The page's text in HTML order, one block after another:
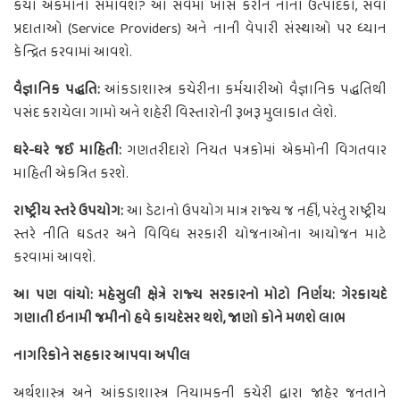
કયા એકમોનો સમાવેશ? આ સર્વેમાં ખાસ કરીને નાના ઉત્પાદકો, સેવા
પ્રદાતાઓ (Service Providers) અને નાની વેપારી સંસ્થાઓ પર ધ્યાન
કેન્દ્રિત કરવામાં આવશે.
વૈજ્ઞાનિક પદ્ધતિ:આંકડાશાસ્ત્ર કચેરીના કર્મચારીઓ વૈજ્ઞાનિક પદ્ધતિથી
પસંદ કરાયેલા ગામો અને શહેરી વિસ્તારોની રૂબરૂ મુલાકાત લેશે.
ઘરે-ઘરે જઈ માહિતી: ગણતરીદારો નિયત પત્રકોમાં એકમોની વિગતવાર
માહિતી એકત્રિત કરશે.
રાષ્ટ્રીય સ્તરે ઉપયોગ:આ ડેટાનો ઉપયોગ માત્ર રાજ્ય જ નહીં, પરંતુ રાષ્ટ્રીય
સ્તરે નીતિ ઘડતર અને વિવિધ સરકારી યોજનાઓના આયોજન માટે
કરવામાં આવશે.
આ પણ વાંચો: મહેસુલી ક્ષેત્રે રાજ્ય સરકારનો મોટો નિર્ણય: ગેરકાયદે
ગણાતી ઇનામી જમીનો હવે કાયદેસર થશે, જાણો કોને મળશે લાભ
નાગરિકોને સહકાર આપવા અપીલ
અર્થશાસ્ત્ર અને આંકડાશાસ્ત્ર નિયામકની કચેરી દ્વારા જાહેર જનતાને